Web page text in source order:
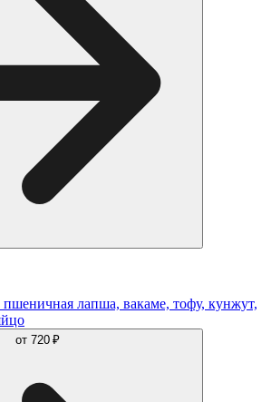
пшеничная лапша, вакаме, тофу, кунжут,
от 720 ₽